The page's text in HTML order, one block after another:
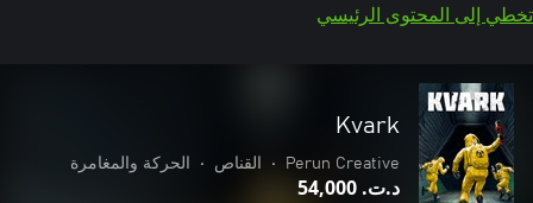
تخطي إلى المحتوى الرئيسي
Kvark
Perun Creative
• القناص • الحركة والمغامرة
د.ت.‏ 54,000